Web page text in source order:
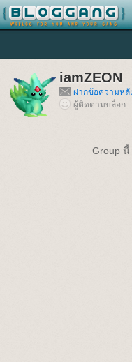
iamZEON
ฝากข้อความหลั
ผู้ติดตามบล็อก :
Group นี้